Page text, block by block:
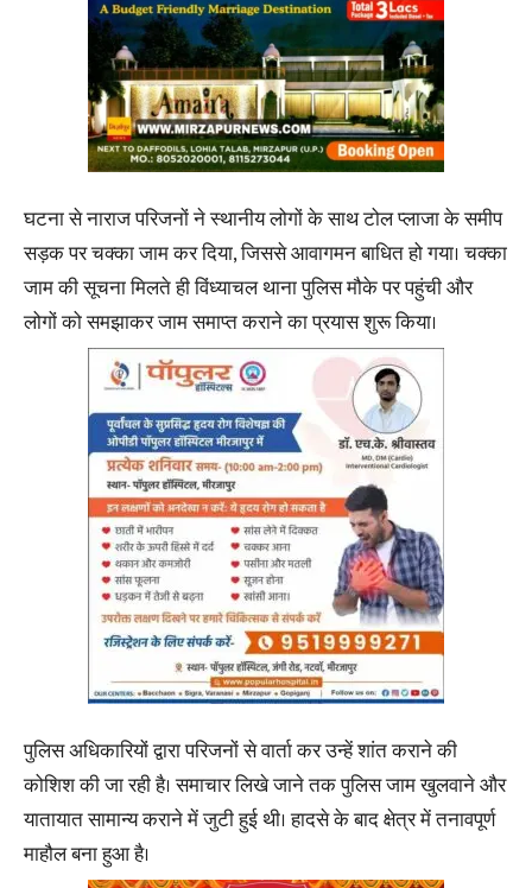
घटना से नाराज परिजनों ने स्थानीय लोगों के साथ टोल प्लाजा के समीप
सड़क पर चक्का जाम कर दिया, जिससे आवागमन बाधित हो गया। चक्का
जाम की सूचना मिलते ही विंध्याचल थाना पुलिस मौके पर पहुंची और
लोगों को समझाकर जाम समाप्त कराने का प्रयास शुरू किया।
पुलिस अधिकारियों द्वारा परिजनों से वार्ता कर उन्हें शांत कराने की
कोशिश की जा रही है। समाचार लिखे जाने तक पुलिस जाम खुलवाने और
यातायात सामान्य कराने में जुटी हुई थी। हादसे के बाद क्षेत्र में तनावपूर्ण
माहौल बना हुआ है।